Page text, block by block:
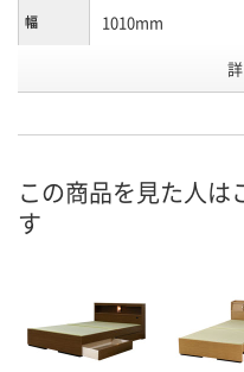
幅 1010mm
クラシックホワイト
×ホワイト
お申込番
在庫 直送品
数量
カゴへ
この商品を見た人は
す